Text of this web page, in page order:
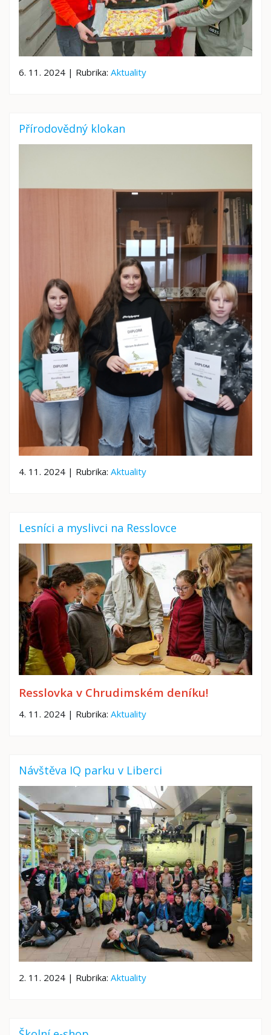
6. 11. 2024 | Rubrika: Aktuality
Přírodovědný klokan
4. 11. 2024 | Rubrika: Aktuality
Lesníci a myslivci na Resslovce
Resslovka v Chrudimském deníku!
4. 11. 2024 | Rubrika: Aktuality
Návštěva IQ parku v Liberci
2. 11. 2024 | Rubrika: Aktuality